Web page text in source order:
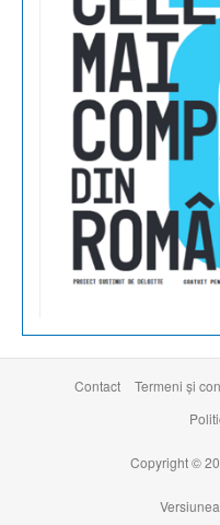
Contact Termeni şi
Copyright ©